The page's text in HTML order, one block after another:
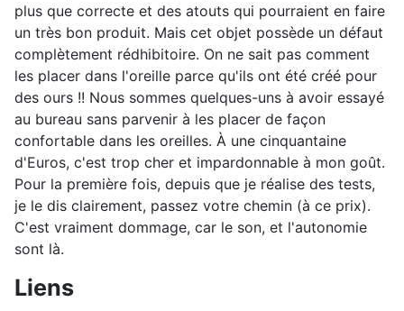
plus que correcte et des atouts qui pourraient en faire
un très bon produit. Mais cet objet possède un défaut
complètement rédhibitoire. On ne sait pas comment
les placer dans l'oreille parce qu'ils ont été créé pour
des ours !! Nous sommes quelques-uns à avoir essayé
au bureau sans parvenir à les placer de façon
confortable dans les oreilles. À une cinquantaine
d'Euros, c'est trop cher et impardonnable à mon goût.
Pour la première fois, depuis que je réalise des tests,
je le dis clairement, passez votre chemin (à ce prix).
C'est vraiment dommage, car le son, et l'autonomie
sont là.
Liens